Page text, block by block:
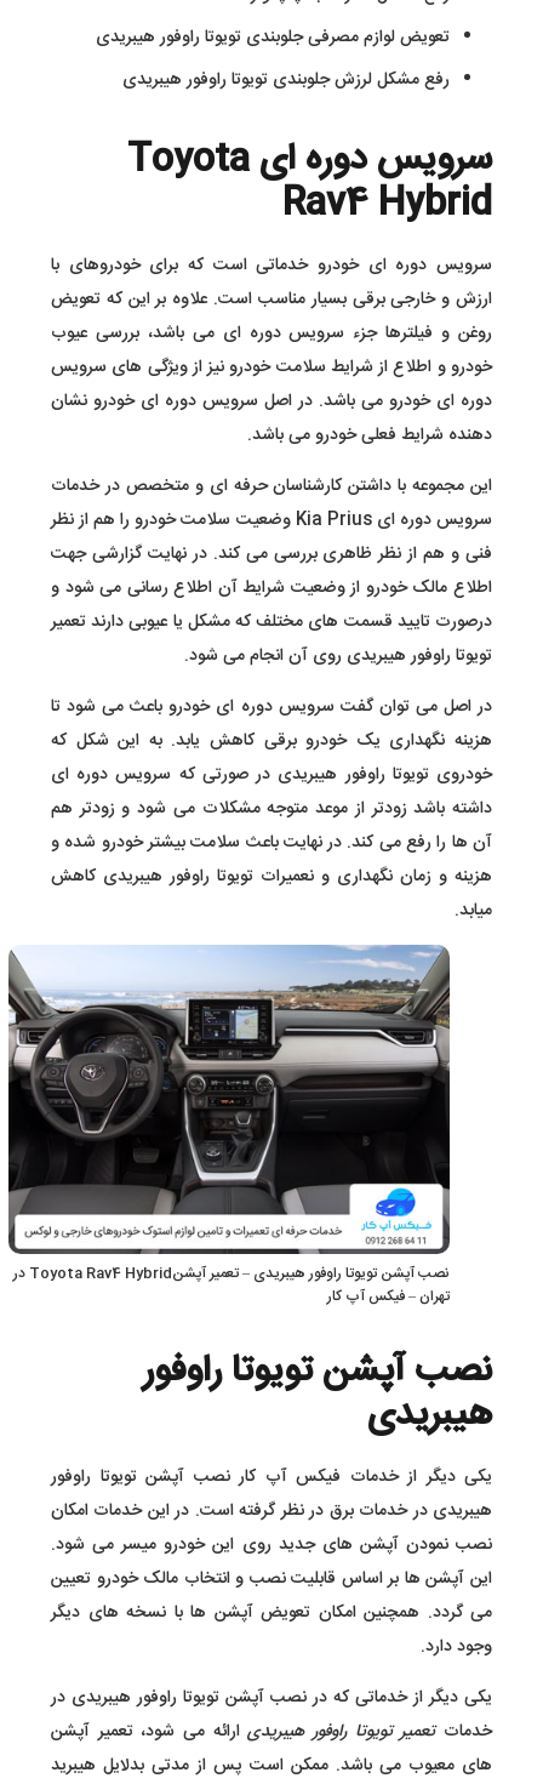
تعویض لوازم مصرفی جلوبندی تویوتا راوفور هیبریدی
رفع مشکل لرزش جلوبندی تویوتا راوفور هیبریدی
سرویس دوره ای Toyota
Rav4 Hybrid
سرویس دوره ای خودرو خدماتی است که برای خودروهای با
ارزش و خارجی برقی بسیار مناسب است. علاوه بر این که تعویض
روغن و فیلترها جزء سرویس دوره ای می باشد، بررسی عیوب
خودرو و اطلاع از شرایط سلامت خودرو نیز از ویژگی های سرویس
دوره ای خودرو می باشد. در اصل سرویس دوره ای خودرو نشان
دهنده شرایط فعلی خودرو می باشد.
این مجموعه با داشتن کارشناسان حرفه ای و متخصص در خدمات
سرویس دوره ای Kia Prius وضعیت سلامت خودرو را هم از نظر
فنی و هم از نظر ظاهری بررسی می کند. در نهایت گزارشی جهت
اطلاع مالک خودرو از وضعیت شرایط آن اطلاع رسانی می شود و
درصورت تایید قسمت های مختلف که مشکل یا عیوبی دارند تعمیر
تویوتا راوفور هیبریدی روی آن انجام می شود.
در اصل می توان گفت سرویس دوره ای خودرو باعث می شود تا
هزینه نگهداری یک خودرو برقی کاهش یابد. به این شکل که
خودروی تویوتا راوفور هیبریدی در صورتی که سرویس دوره ای
داشته باشد زودتر از موعد متوجه مشکلات می شود و زودتر هم
آن ها را رفع می کند. در نهایت باعث سلامت بیشتر خودرو شده و
هزینه و زمان نگهداری و نعمیرات تویوتا راوفور هیبریدی کاهش
میابد.
نصب آپشن تویوتا راوفور هیبریدی – تعمیر آپشنToyota Rav4 Hybrid در
تهران – فیکس آپ کار
نصب آپشن تویوتا راوفور
هیبریدی
یکی دیگر از خدمات فیکس آپ کار نصب آپشن تویوتا راوفور
هیبریدی در خدمات برق در نظر گرفته است. در این خدمات امکان
نصب نمودن آپشن های جدید روی این خودرو میسر می شود.
این آپشن ها بر اساس قابلیت نصب و انتخاب مالک خودرو تعیین
می گردد. همچنین امکان تعویض آپشن ها با نسخه های دیگر
وجود دارد.
یکی دیگر از خدماتی که در نصب آپشن تویوتا راوفور هیبریدی در
خدماتتعمیر تویوتا راوفور هیبریدیارائه می شود، تعمیر آپشن
های معیوب می باشد. ممکن است پس از مدتی بدلایل هیبرید